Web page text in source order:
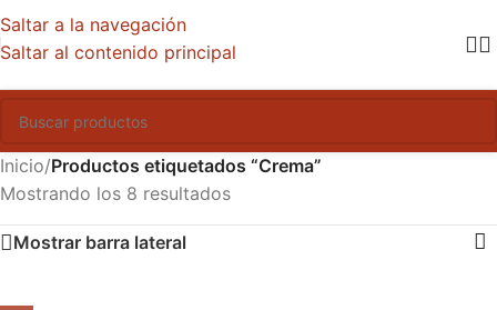
Saltar a la navegación
Saltar al contenido principal
Inicio/Productos etiquetados “Crema”
Mostrando los 8 resultados
Mostrar barra lateral